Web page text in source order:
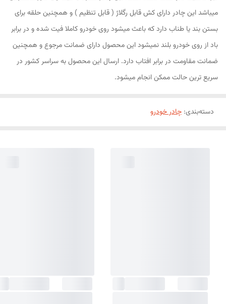
میباشد این چادر دارای کش قابل رگلاژ ( قابل تنظیم ) و همچنین حلقه برای
بستن بند یا طناب دارد که باعث میشود روی خودرو کاملا فیت شده و در برابر
باد از روی خودرو بلند نمیشود این محصول دارای ضمانت مرجوع و همچنین
ضمانت مقاومت در برابر افتاب دارد. ارسال این محصول به سراسر کشور در
سریع ترین حالت ممکن انجام میشود.
دسته‌بندی: چادر خودرو